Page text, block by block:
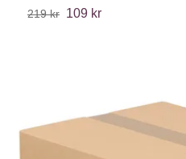
219 kr 109 kr